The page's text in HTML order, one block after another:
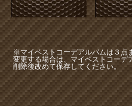
※マイベストコーデアルバムは３点
変更する場合は、マイベストコーデ
削除後改めて保存してください。